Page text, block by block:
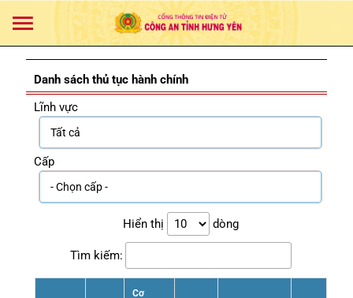
Danh sách thủ tục hành chính
Lĩnh vực
Cấp
Hiển thị dòng
Tìm kiếm:
Cơ